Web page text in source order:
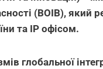
(ВОІВ), який
та ІР офісом.
глобальної